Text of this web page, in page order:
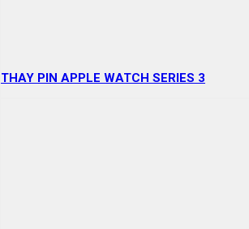
THAY PIN APPLE WATCH SERIES 3